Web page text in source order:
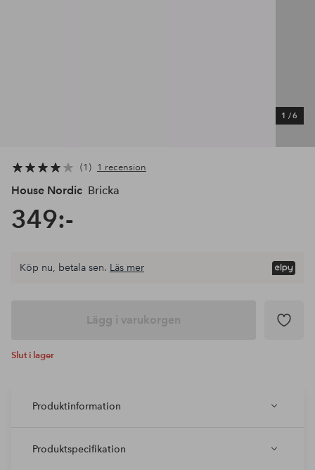
1 /6
1 1 recension
House Nordic Bricka
349:-
Köp nu, betala sen. Läs mer
Lägg i varukorgen
Slut i lager
Produktinformation
Produktspecifikation